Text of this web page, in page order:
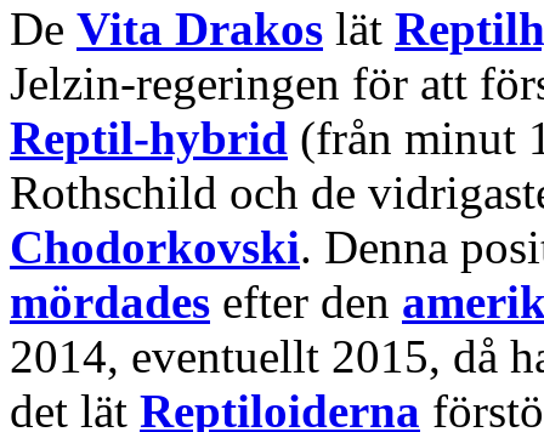
De Vita Drakos lät
Jelzin-regeringen för att
Reptil-hybrid (från minut
Rothschild och de
Chodorkovski. Denna
mördades efter den
2014, eventuellt 2015, då
det lät Reptiloiderna